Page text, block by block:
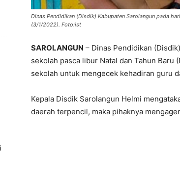
Dinas Pendidikan (Disdik) Kabupaten Sarolangun pada
(3/1/2022). Foto:ist
SAROLANGUN – Dinas Pendidikan
sekolah pasca libur Natal dan Tahun
sekolah untuk mengecek kehadiran guru
Kepala Disdik Sarolangun Helmi
daerah terpencil, maka pihaknya